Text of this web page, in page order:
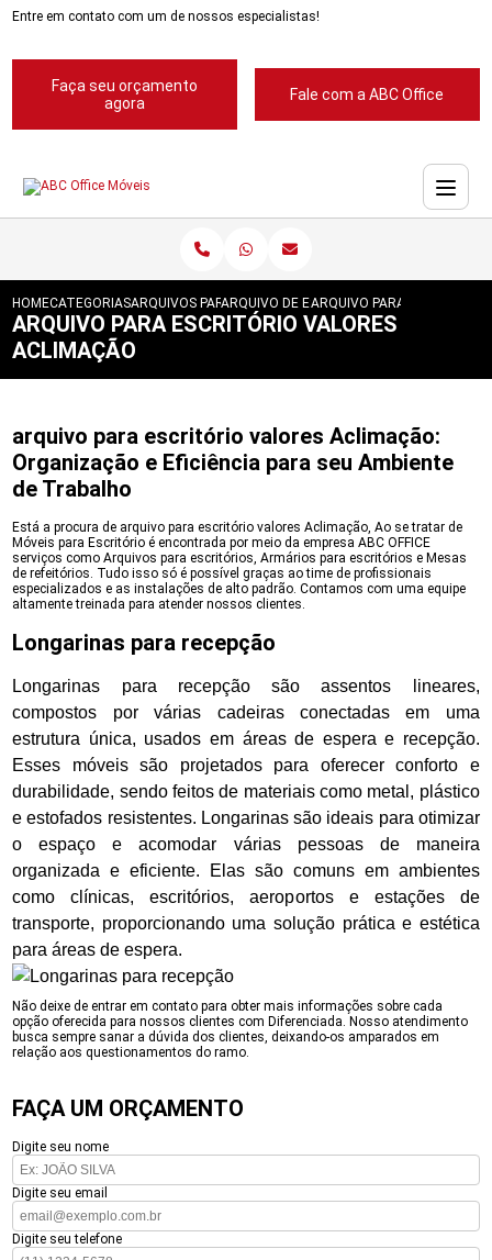
Entre em contato com um de nossos especialistas!
Faça seu orçamento
agora
Fale com a ABC Office
HOMECATEGORIASARQUIVOS PARA ESCRITORIOS
ARQUIVO DE ESCRITORIOS
ARQUIVO PARA
ARQUIVO PARA ESCRITÓRIO VALORES
ACLIMAÇÃO
arquivo para escritório valores Aclimação:
Organização e Eficiência para seu Ambiente
de Trabalho
Está a procura de arquivo para escritório valores Aclimação, Ao se tratar de
Móveis para Escritório é encontrada por meio da empresa ABC OFFICE
serviços como Arquivos para escritórios, Armários para escritórios e Mesas
de refeitórios. Tudo isso só é possível graças ao time de profissionais
especializados e as instalações de alto padrão. Contamos com uma equipe
altamente treinada para atender nossos clientes.
Longarinas para recepção
Longarinas para recepção são assentos lineares,
compostos por várias cadeiras conectadas em uma
estrutura única, usados em áreas de espera e recepção.
Esses móveis são projetados para oferecer conforto e
durabilidade, sendo feitos de materiais como metal, plástico
e estofados resistentes. Longarinas são ideais para otimizar
o espaço e acomodar várias pessoas de maneira
organizada e eficiente. Elas são comuns em ambientes
como clínicas, escritórios, aeroportos e estações de
transporte, proporcionando uma solução prática e estética
para áreas de espera.
Não deixe de entrar em contato para obter mais informações sobre cada
opção oferecida para nossos clientes com Diferenciada. Nosso atendimento
busca sempre sanar a dúvida dos clientes, deixando-os amparados em
relação aos questionamentos do ramo.
FAÇA UM ORÇAMENTO
Digite seu nome
Digite seu email
Digite seu telefone